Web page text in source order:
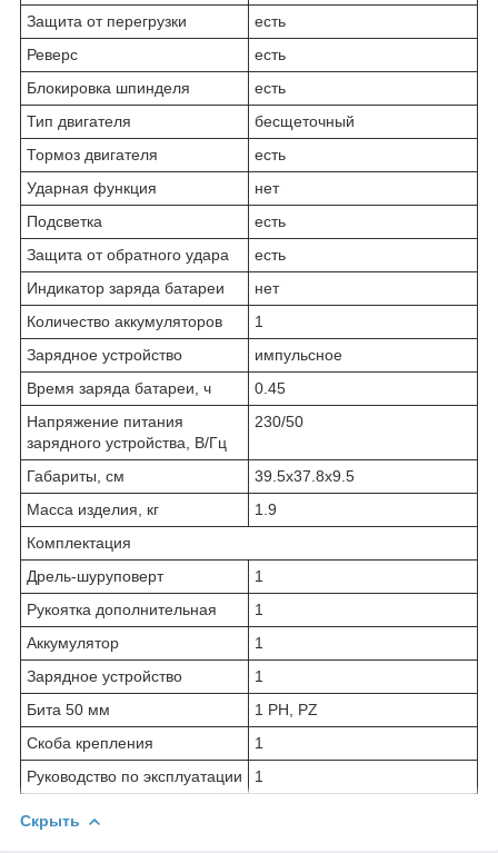
Защита от перегрузки
есть
Реверс
есть
Блокировка шпинделя
есть
Тип двигателя
бес­ще­точ­ный
Тормоз двигателя
есть
Ударная функция
нет
Подсветка
есть
Защита от обратного удара
есть
Индикатор заряда батареи
нет
Количество аккумуляторов
1
Зарядное устройство
им­пульс­ное
Время заряда батареи, ч
0.45
Напряжение питания
зарядного устройства, В/Гц
230/50
Габариты, см
39.5x37.8x9.5
Масса изделия, кг
1.9
Комплектация
Дрель-шуруповерт
1
Рукоятка дополнительная
1
Аккумулятор
1
Зарядное устройство
1
Бита 50 мм
1 PH, PZ
Скоба крепления
1
Руководство по эксплуатации
1
Скрыть